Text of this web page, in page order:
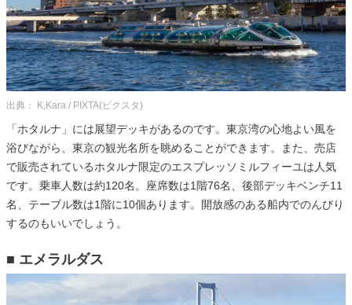
出典： K,Kara / PIXTA(ピクスタ)
「ホタルナ」には展望デッキがあるのです。東京湾の心地よい風を
浴びながら、東京の観光名所を眺めることができます。また、売店
で販売されているホタルナ限定のエスプレッソミルフィーユは人気
です。乗車人数は約120名。座席数は1階76名、後部デッキベンチ11
名、テーブル数は1階に10個あります。開放感のある船内でのんびり
するのもいいでしょう。
■ エメラルダス